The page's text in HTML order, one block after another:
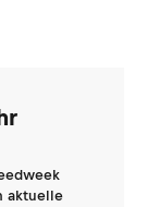
aktuelle